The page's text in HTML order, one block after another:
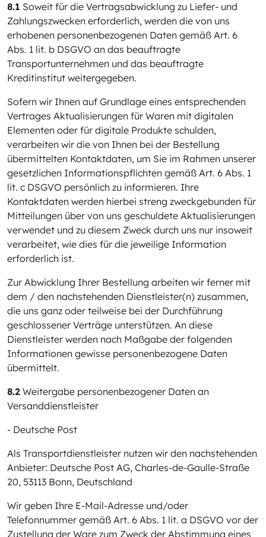
8.1 Soweit für die Vertragsabwicklung zu Liefer- und
Zahlungszwecken erforderlich, werden die von uns
erhobenen personenbezogenen Daten gemäß Art. 6
Abs. 1 lit. b DSGVO an das beauftragte
Transportunternehmen und das beauftragte
Kreditinstitut weitergegeben.
Sofern wir Ihnen auf Grundlage eines entsprechenden
Vertrages Aktualisierungen für Waren mit digitalen
Elementen oder für digitale Produkte schulden,
verarbeiten wir die von Ihnen bei der Bestellung
übermittelten Kontaktdaten, um Sie im Rahmen unserer
gesetzlichen Informationspflichten gemäß Art. 6 Abs. 1
lit. c DSGVO persönlich zu informieren. Ihre
Kontaktdaten werden hierbei streng zweckgebunden für
Mitteilungen über von uns geschuldete Aktualisierungen
verwendet und zu diesem Zweck durch uns nur insoweit
verarbeitet, wie dies für die jeweilige Information
erforderlich ist.
Zur Abwicklung Ihrer Bestellung arbeiten wir ferner mit
dem / den nachstehenden Dienstleister(n) zusammen,
die uns ganz oder teilweise bei der Durchführung
geschlossener Verträge unterstützen. An diese
Dienstleister werden nach Maßgabe der folgenden
Informationen gewisse personenbezogene Daten
übermittelt.
8.2 Weitergabe personenbezogener Daten an
Versanddienstleister
- Deutsche Post
Als Transportdienstleister nutzen wir den nachstehenden
Anbieter: Deutsche Post AG, Charles-de-Gaulle-Straße
20, 53113 Bonn, Deutschland
Wir geben Ihre E-Mail-Adresse und/oder
Telefonnummer gemäß Art. 6 Abs. 1 lit. a DSGVO vor der
Zustellung der Ware zum Zweck der Abstimmung eines